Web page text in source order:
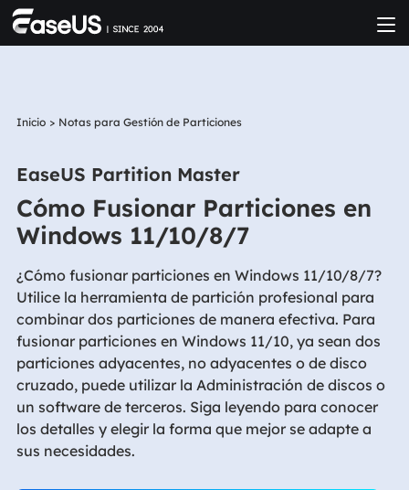
Inicio > Notas para Gestión de Particiones
EaseUS Partition Master
Cómo Fusionar Particiones en
Windows 11/10/8/7
¿Cómo fusionar particiones en Windows 11/10/8/7?
Utilice la herramienta de partición profesional para
combinar dos particiones de manera efectiva. Para
fusionar particiones en Windows 11/10, ya sean dos
particiones adyacentes, no adyacentes o de disco
cruzado, puede utilizar la Administración de discos o
un software de terceros. Siga leyendo para conocer
los detalles y elegir la forma que mejor se adapte a
sus necesidades.